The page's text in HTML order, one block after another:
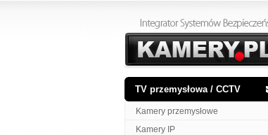
TV przemysłowa / CCTV
Kamery przemysłowe
Kamery IP